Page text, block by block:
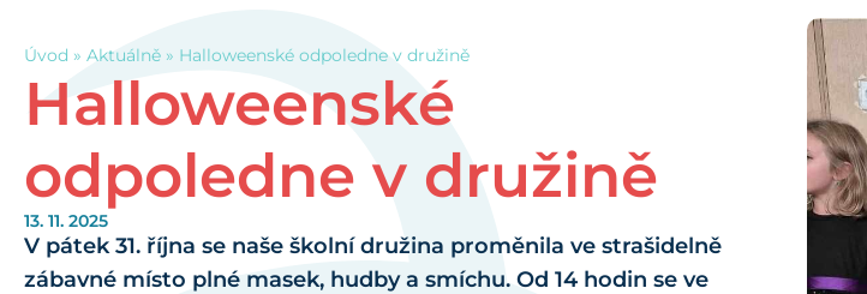
Úvod » Aktuálně » Halloweenské odpoledne v družině
Halloweenské
odpoledne v družině
13. 11. 2025
V pátek 31. října se naše školní družina proměnila ve strašidelně
zábavné místo plné masek, hudby a smíchu. Od 14 hodin se ve